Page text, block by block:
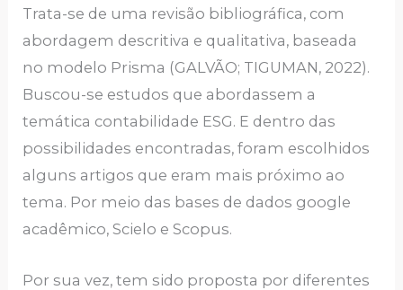
Trata-se de uma revisão bibliográfica, com
abordagem descritiva e qualitativa, baseada
no modelo Prisma (GALVÃO; TIGUMAN, 2022).
Buscou-se estudos que abordassem a
temática contabilidade ESG. E dentro das
possibilidades encontradas, foram escolhidos
alguns artigos que eram mais próximo ao
tema. Por meio das bases de dados google
acadêmico, Scielo e Scopus.
Por sua vez, tem sido proposta por diferentes